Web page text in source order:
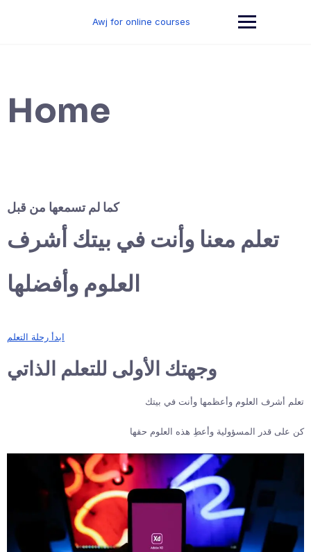
Awj for online courses
Home
كما لم تسمعها من قبل
تعلم معنا وأنت في بيتك أشرف
العلوم وأفضلها
ابدأ رحلة التعلم
وجهتك الأولى للتعلم الذاتي
تعلم أشرف العلوم وأعظمها وأنت في بيتك
كن على قدر المسؤولية وأعطِ هذه العلوم حقها